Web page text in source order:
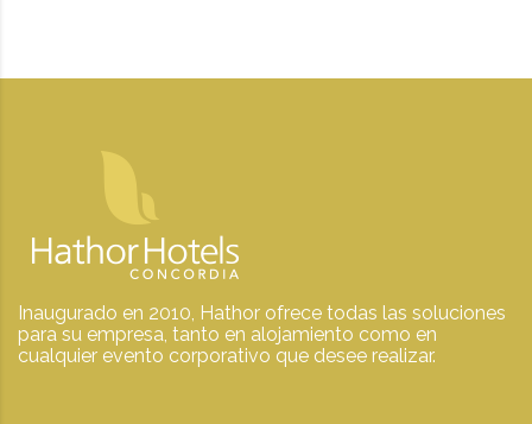
Inaugurado en 2010, Hathor ofrece todas las soluciones
para su empresa, tanto en alojamiento como en
cualquier evento corporativo que desee realizar.